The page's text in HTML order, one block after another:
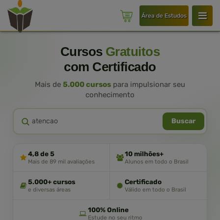
Área de Estudos
Cursos Gratuitos
com Certificado
Mais de 5.000 cursos para impulsionar seu
conhecimento
Buscar
4,8 de 5
Mais de 89 mil avaliações
10 milhões+
Alunos em todo o Brasil
5.000+ cursos
e diversas áreas
Certificado
Válido em todo o Brasil
100% Online
Estude no seu ritmo